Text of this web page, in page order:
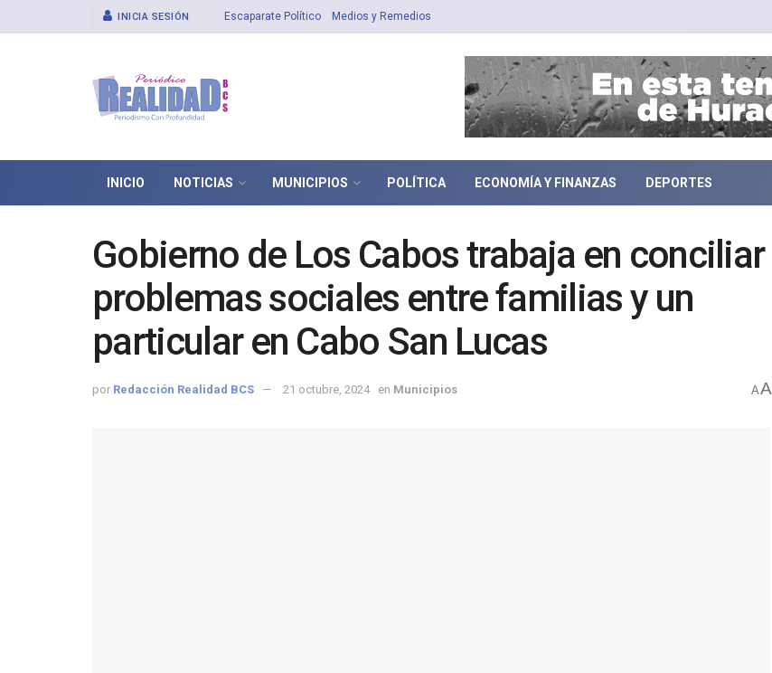
INICIA SESIÓN Escaparate Político Medios y Remedios
INICIO NOTICIAS MUNICIPIOS POLÍTICA ECONOMÍA Y FINANZAS DEPORTES
Gobierno de Los Cabos trabaja en conciliar
problemas sociales entre familias y un
particular en Cabo San Lucas
por Redacción Realidad BCS 21 octubre, 2024 en Municipios AA